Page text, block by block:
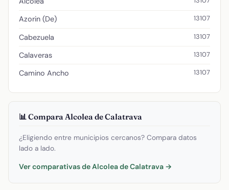
Azorin (De) 13107
Cabezuela 13107
Calaveras 13107
Camino Ancho 13107
📊 Compara Alcolea de Calatrava
¿Eligiendo entre municipios cercanos? Compara datos
lado a lado.
Ver comparativas de Alcolea de Calatrava →